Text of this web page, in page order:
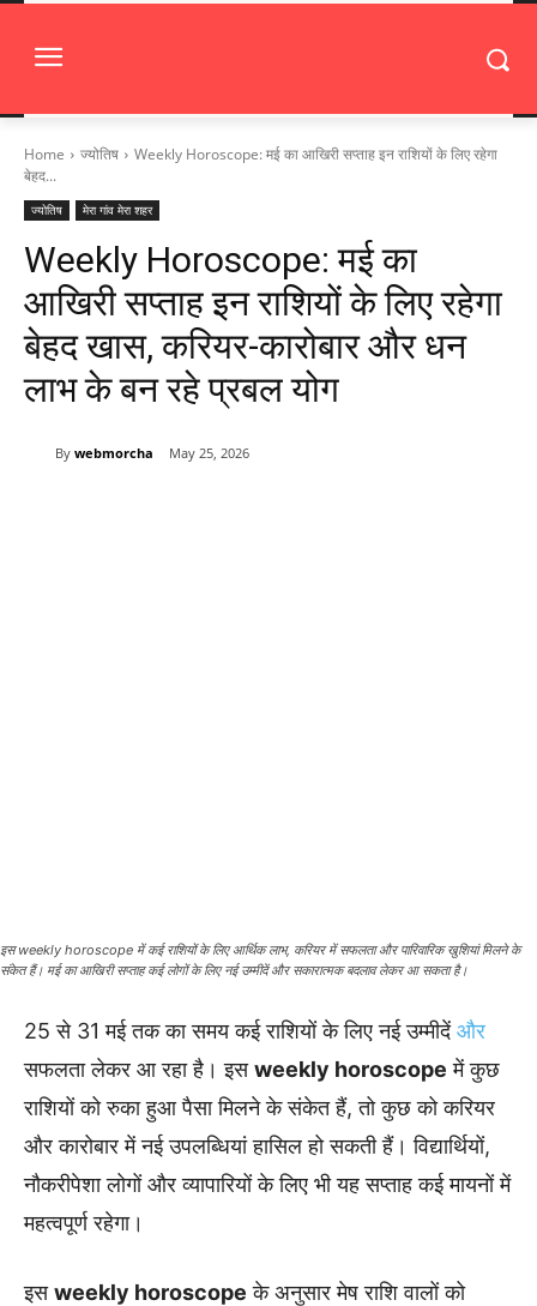
Home ज्योतिष
Weekly Horoscope: मई का आखिरी सप्ताह इन राशियों के लिए रहेगा
बेहद...
ज्योतिष मेरा गांव मेरा शहर
Weekly Horoscope: मई का
आखिरी सप्ताह इन राशियों के लिए रहेगा
बेहद खास, करियर-कारोबार और धन
लाभ के बन रहे प्रबल योग
By webmorcha May 25, 2026
इस weekly horoscope में कई राशियों के लिए आर्थिक लाभ, करियर में सफलता और पारिवारिक खुशियां मिलने के
संकेत हैं। मई का आखिरी सप्ताह कई लोगों के लिए नई उम्मीदें और सकारात्मक बदलाव लेकर आ सकता है।
25 से 31 मई तक का समय कई राशियों के लिए नई उम्मीदेंऔर
सफलता लेकर आ रहा है। इसweekly horoscope में कुछ
राशियों को रुका हुआ पैसा मिलने के संकेत हैं, तो कुछ को करियर
और कारोबार में नई उपलब्धियां हासिल हो सकती हैं। विद्यार्थियों,
नौकरीपेशा लोगों और व्यापारियों के लिए भी यह सप्ताह कई मायनों में
महत्वपूर्ण रहेगा।
इसweekly horoscope के अनुसार मेष राशि वालों को